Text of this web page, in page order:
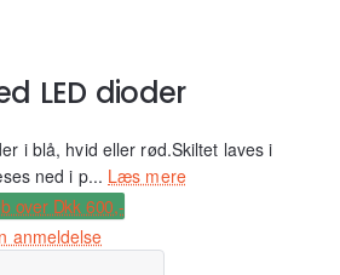
LED dioder
i blå, hvid eller rød.Skiltet laves i
ned i p... Læs mere
over Dkk 600,-
anmeldelse